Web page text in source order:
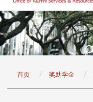
首页 奖助学金